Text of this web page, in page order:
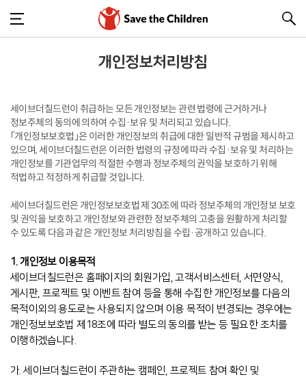
개인정보처리방침
세이브더칠드런이 취급하는 모든 개인정보는 관련 법령에 근거하거나
정보주체의 동의에 의하여 수집·보유 및 처리되고 있습니다.
「개인정보보호법」은 이러한 개인정보의 취급에 대한 일반적 규범을 제시하고
있으며, 세이브더칠드런은 이러한 법령의 규정에 따라 수집·보유 및 처리하는
개인정보를 기관업무의 적절한 수행과 정보주체의 권익을 보호하기 위해
적법하고 적정하게 취급할 것입니다.
세이브더칠드런은 개인정보보호법 제 30조에 따라 정보주체의 개인정보 보호
및 권익을 보호하고 개인정보와 관련한 정보주체의 고충을 원활하게 처리할
수 있도록 다음과 같은 개인정보 처리방침을 수립·공개하고 있습니다.
1. 개인정보 이용목적
세이브더칠드런은 홈페이지의 회원가입, 고객서비스센터, 서면양식,
게시판, 프로젝트 및 이벤트 참여 등을 통해 수집한 개인정보를 다음의
목적이외의 용도로는 사용되지 않으며 이용 목적이 변경되는 경우에는
개인정보보호법 제18조에 따라 별도의 동의를 받는 등 필요한 조치를
이행하겠습니다.
가. 세이브더칠드런이 주관하는 캠페인, 프로젝트 참여 확인 및